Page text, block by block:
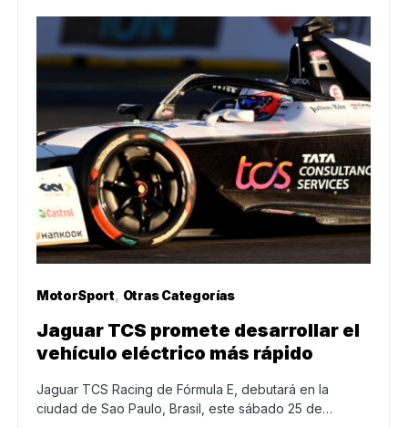
MotorSport Otras Categorías
Jaguar TCS promete desarrollar el
vehículo eléctrico más rápido
Jaguar TCS Racing de Fórmula E, debutará en la
ciudad de Sao Paulo, Brasil, este sábado 25 de…